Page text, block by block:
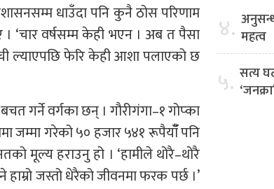
धाउँदा पनि कुनै ठोस परिणाम
वर्षसम्म केही भएन । अब त पैसा
ल्याएपछि फेरि केही आशा पलाएको छ
गर्ने वर्गका छन् । गौरीगंगा–१ गोप्का
जम्मा गरेको ५० हजार ५४१ रूपैयाँँ पनि
मूल्य हराउनु हो । ‘हामीले थोरै–थोरै
जस्तो धेरैको जीवनमा फरक पर्छ ।’
४. महत्व
५. सत्य